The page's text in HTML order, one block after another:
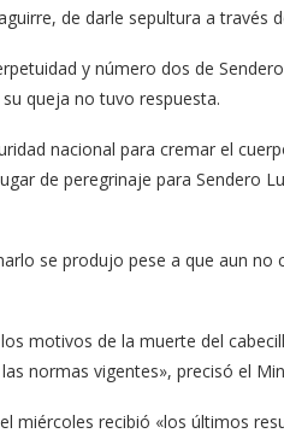
de darle sepultura a través
y número dos de
queja no tuvo respuesta.
nacional para cremar el
de peregrinaje para Sendero
se produjo pese a que aun
motivos de la muerte del
normas vigentes», precisó el
miércoles recibió «los últimos